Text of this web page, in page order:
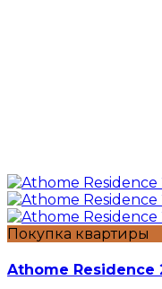
Покупка квартиры
Athome Residence